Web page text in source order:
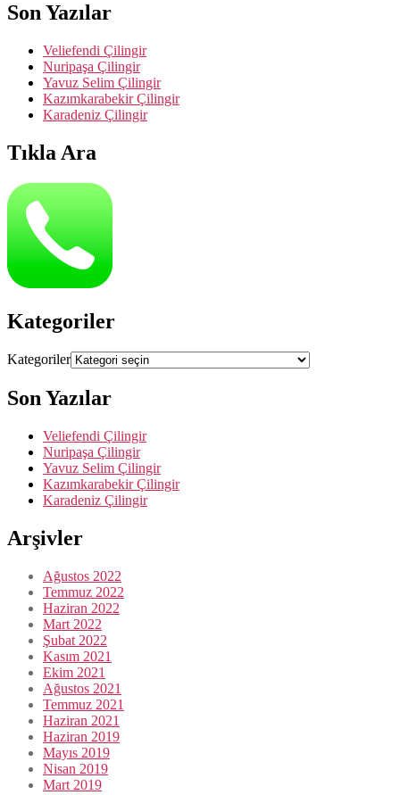
Son Yazılar
Veliefendi Çilingir
Nuripaşa Çilingir
Yavuz Selim Çilingir
Kazımkarabekir Çilingir
Karadeniz Çilingir
Tıkla Ara
Kategoriler
Kategoriler
Son Yazılar
Veliefendi Çilingir
Nuripaşa Çilingir
Yavuz Selim Çilingir
Kazımkarabekir Çilingir
Karadeniz Çilingir
Arşivler
Ağustos 2022
Temmuz 2022
Haziran 2022
Mart 2022
Şubat 2022
Kasım 2021
Ekim 2021
Ağustos 2021
Temmuz 2021
Haziran 2021
Haziran 2019
Mayıs 2019
Nisan 2019
Mart 2019